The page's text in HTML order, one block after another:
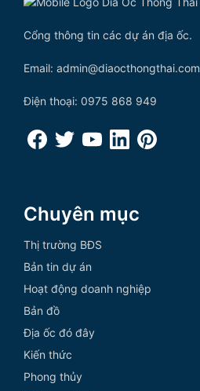
Cổng thông tin các dự án địa ốc.
Email: admin@diaocthongthai.com
Điện thoại: 0975 868 949
Chuyên mục
Thị trường BĐS
Bản tin dự án
Hoạt động doanh nghiệp
Bản đồ
Địa ốc đó đây
Kiến thức
Phong thủy